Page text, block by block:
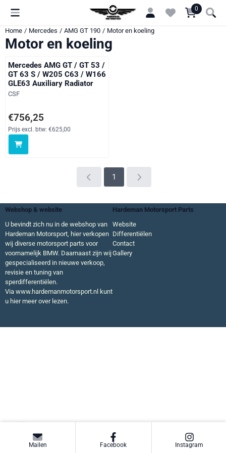
Cookievoorkeuren zijn momenteel gesloten. 0
Home / Mercedes / AMG GT 190 / Motor en koeling
Motor en koeling
Mercedes AMG GT / GT 53 /
GT 63 S / W205 C63 / W166
GLE63 Auxiliary Radiator
Merk:
CSF
Prijs: 756,25, exclusief btw: 625,00
€756,25
Prijs excl. btw: €625,00
1
Webshop & website
Hardeman Motorsport Parts
U bevindt zich nu in de webshop van
Hardeman Motorsport, hier verkopen
wij diverse motorsport parts voor
voornamelijk BMW. Daarnaast zijn wij
gespecialiseerd in nieuwe verkoop,
revisie en tuning van
sperdifferentiëlen.
Via www.hardemanmotorsport.nl kunt
u hier meer over lezen.
Website
Differentiëlen
Contact
Gallery
Mailen Facebook Instagram